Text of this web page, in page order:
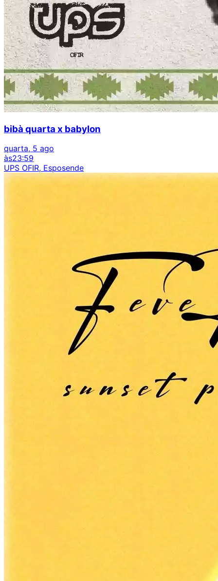
bibà quarta x babylon
quarta, 5 ago
às23:59
UPS OFIR, Esposende